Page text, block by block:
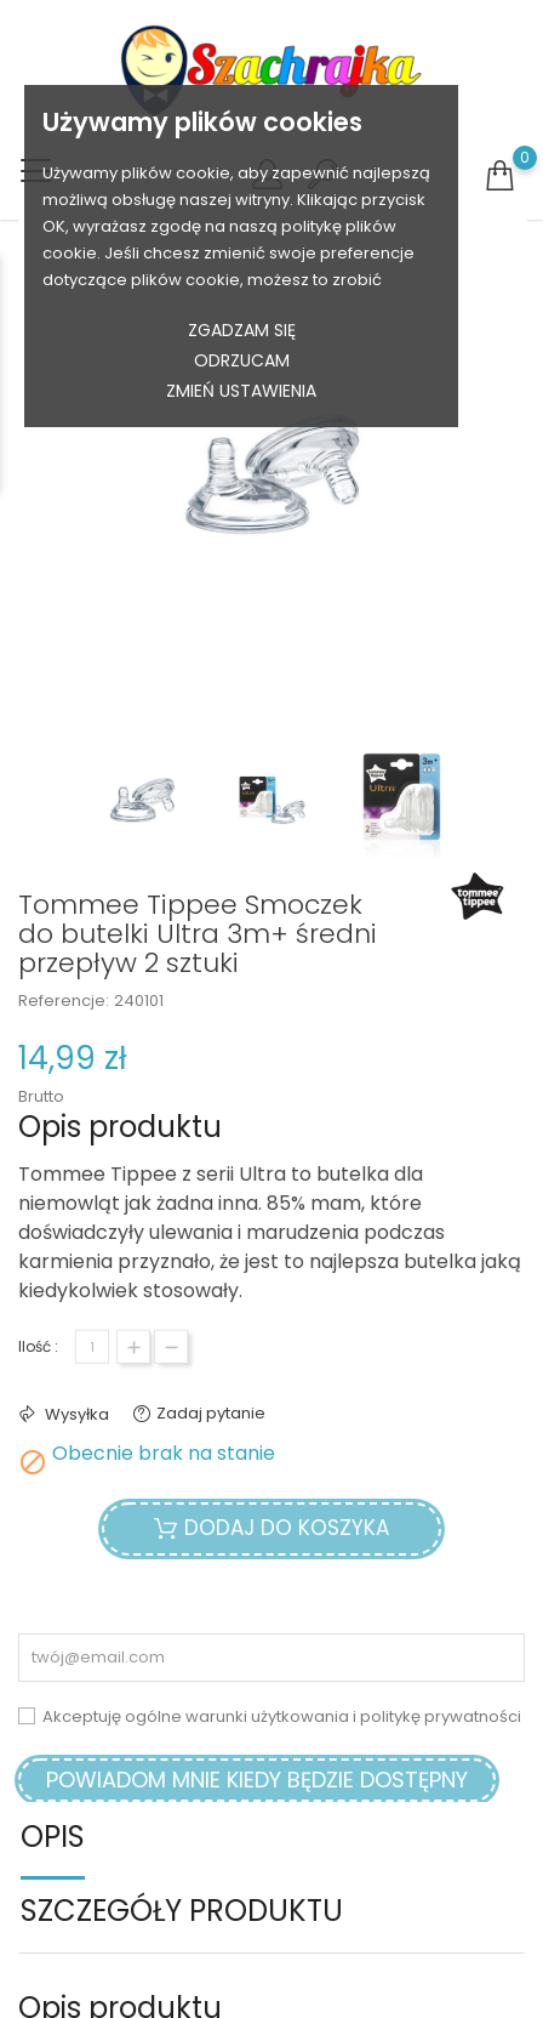
Używamy plików cookies
Używamy plików cookie, aby zapewnić najlepszą
możliwą obsługę naszej witryny. Klikając przycisk
OK, wyrażasz zgodę na naszą politykę plików
cookie. Jeśli chcesz zmienić swoje preferencje
dotyczące plików cookie, możesz to zrobić
ZGADZAM SIĘ
ODRZUCAM
ZMIEŃ USTAWIENIA
0
Tommee Tippee Smoczek
do butelki Ultra 3m+ średni
przepływ 2 sztuki
Referencje: 240101
14,99 zł
Brutto
Opis produktu
Tommee Tippee z serii Ultra to butelka dla
niemowląt jak żadna inna. 85% mam, które
doświadczyły ulewania i marudzenia podczas
karmienia przyznało, że jest to najlepsza butelka jaką
kiedykolwiek stosowały.
Ilość :
Wysyłka Zadaj pytanie
 Obecnie brak na stanie
DODAJ DO KOSZYKA
Akceptuję ogólne warunki użytkowania i politykę prywatności
POWIADOM MNIE KIEDY BĘDZIE DOSTĘPNY
OPIS
SZCZEGÓŁY PRODUKTU
Opis produktu